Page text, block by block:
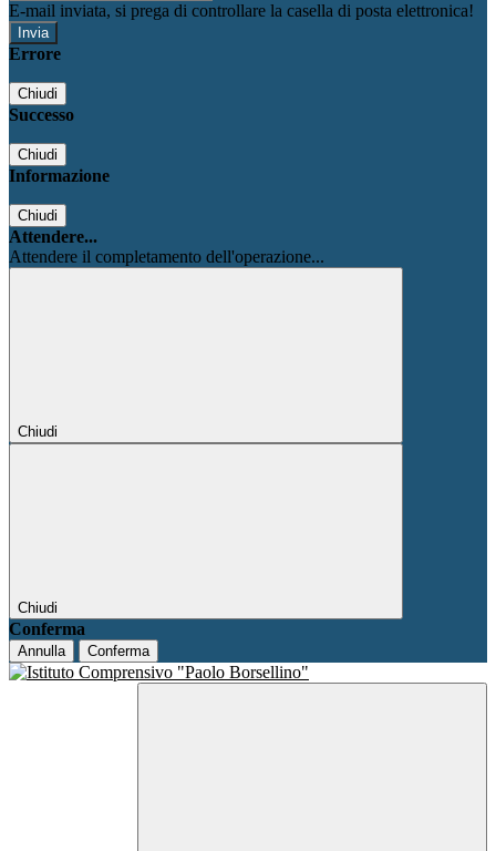
E-mail inviata, si prega di controllare la casella di posta elettronica!
Errore
Chiudi
Successo
Chiudi
Informazione
Chiudi
Attendere...
Attendere il completamento dell'operazione...
Chiudi
Chiudi
Conferma
Annulla Conferma